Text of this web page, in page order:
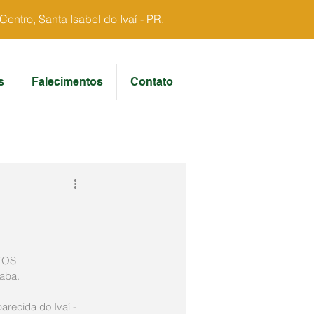
Santa Isabel do Ivaí - PR.
Falecimentos Contato
do Ivaí -